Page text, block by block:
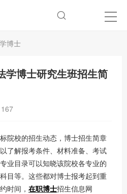
博士
学博士研究生班招生简
校的招生动态，博士招生简章
了解报考条件、材料准备、考试
业目录可以知晓该院校各专业的
目等。这些都对博士报考起到重
时间， 在职博士招生信息网